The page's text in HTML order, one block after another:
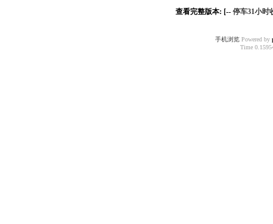
查看完整版本: [-- 停车31小时
手机浏览Powered by
Time